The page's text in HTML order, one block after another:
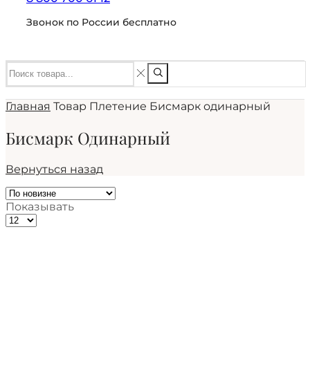
Звонок по России бесплатно
Главная Товар Плетение Бисмарк одинарный
Бисмарк Одинарный
Вернуться назад
Показывать